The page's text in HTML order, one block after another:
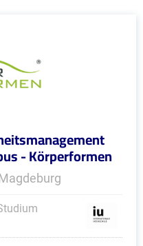
- Körperformen